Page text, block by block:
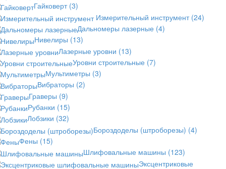
Гайковерт (3)
Измерительный инструмент (24)
Дальномеры лазерные (4)
Нивелиры (13)
Лазерные уровни (13)
Уровни строительные (7)
Мультиметры (3)
Вибраторы (2)
Граверы (9)
Рубанки (15)
Лобзики (32)
Бороздоделы (штроборезы) (4)
Фены (15)
Шлифовальные машины (123)
Эксцентриковые